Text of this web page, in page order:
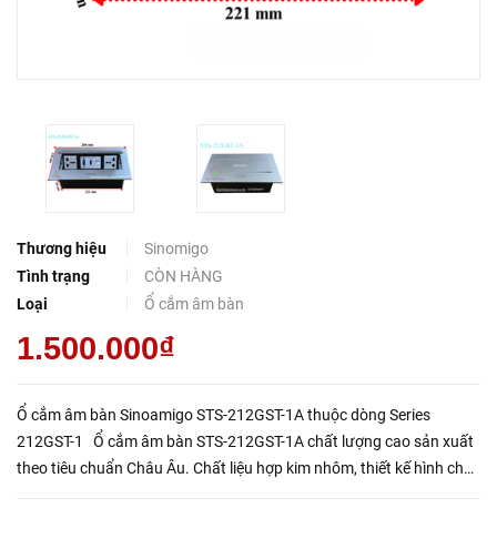
Thương hiệu
Sinomigo
Tình trạng
CÒN HÀNG
Loại
Ổ cắm âm bàn
1.500.000₫
Ổ cắm âm bàn Sinoamigo STS-212GST-1A thuộc dòng Series
212GST-1 Ổ cắm âm bàn STS-212GST-1A chất lượng cao sản xuất
theo tiêu chuẩn Châu Âu. Chất liệu hợp kim nhôm, thiết kế hình chữ